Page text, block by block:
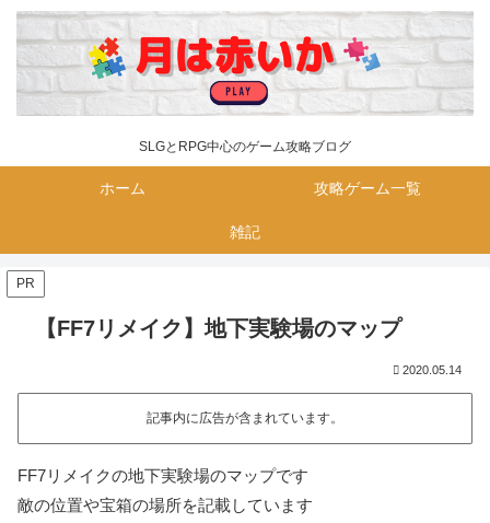
SLGとRPG中心のゲーム攻略ブログ
ホーム 攻略ゲーム一覧
雑記
PR
【FF7リメイク】地下実験場のマップ
2020.05.14
記事内に広告が含まれています。
FF7リメイクの地下実験場のマップです
敵の位置や宝箱の場所を記載しています